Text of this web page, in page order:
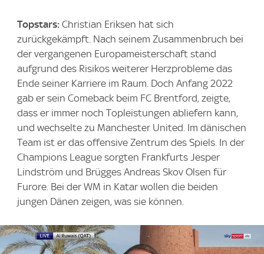
Topstars: Christian Eriksen hat sich
zurückgekämpft. Nach seinem Zusammenbruch bei
der vergangenen Europameisterschaft stand
aufgrund des Risikos weiterer Herzprobleme das
Ende seiner Karriere im Raum. Doch Anfang 2022
gab er sein Comeback beim FC Brentford, zeigte,
dass er immer noch Topleistungen abliefern kann,
und wechselte zu Manchester United. Im dänischen
Team ist er das offensive Zentrum des Spiels. In der
Champions League sorgten Frankfurts Jesper
Lindström und Brügges Andreas Skov Olsen für
Furore. Bei der WM in Katar wollen die beiden
jungen Dänen zeigen, was sie können.